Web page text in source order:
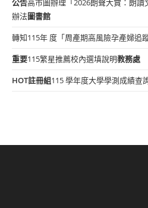
公告高市圖辦理「2026朗聲大賞：朗
辦法圖書館
轉知115年 度「周產期高風險孕產婦追
重要115繁星推薦校內選填說明教務處
HOT註冊組115 學年度大學學測成績查